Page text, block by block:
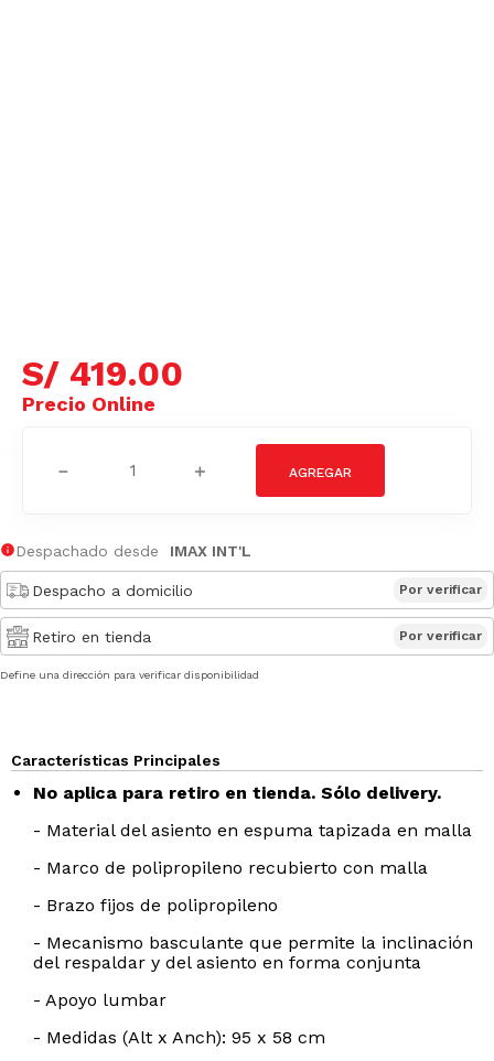
S/ 419.00
＋
－
Despachado desde IMAX INT'L
Despacho a domicilio Por verificar
Retiro en tienda Por verificar
Define una dirección para verificar disponibilidad
Características Principales
No aplica para retiro en tienda. Sólo delivery.
- Material del asiento en espuma tapizada en malla
- Marco de polipropileno recubierto con malla
- Brazo fijos de polipropileno
- Mecanismo basculante que permite la inclinación
del respaldar y del asiento en forma conjunta
- Apoyo lumbar
- Medidas (Alt x Anch): 95 x 58 cm